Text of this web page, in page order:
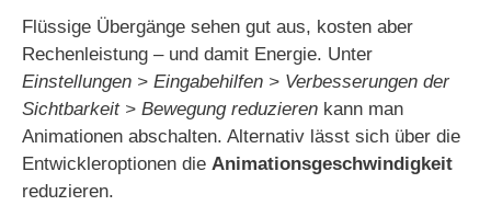
Flüssige Übergänge sehen gut aus, kosten aber
Rechenleistung – und damit Energie. Unter
Einstellungen > Eingabehilfen > Verbesserungen der
Sichtbarkeit > Bewegung reduzieren kann man
Animationen abschalten. Alternativ lässt sich über die
Entwickleroptionen die Animationsgeschwindigkeit
reduzieren.